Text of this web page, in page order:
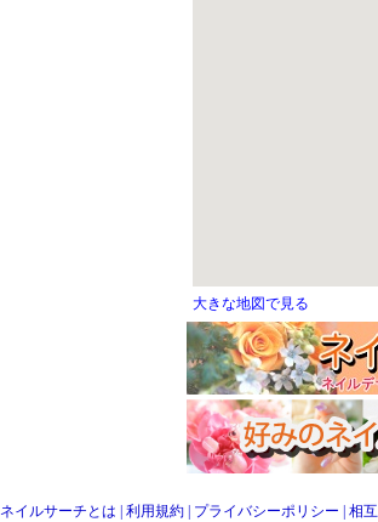
大きな地図で見る
ネイルサーチとは 利用規約 プライバシーポリシー 相